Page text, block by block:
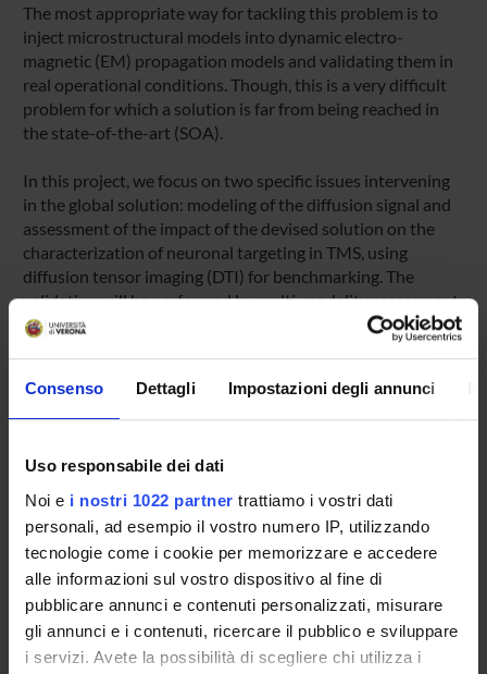
Consenso Dettagli Impostazioni degli annunci
Uso responsabile dei dati
Noi e i nostri 1022 partner trattiamo i vostri dati
personali, ad esempio il vostro numero IP, utilizzando
tecnologie come i cookie per memorizzare e accedere
alle informazioni sul vostro dispositivo al fine di
pubblicare annunci e contenuti personalizzati, misurare
gli annunci e i contenuti, ricercare il pubblico e sviluppare
i servizi. Avete la possibilità di scegliere chi utilizza i
The most appropriate way for tackling this problem is to
inject microstructural models into dynamic electro-
magnetic (EM) propagation models and validating them in
real operational conditions. Though, this is a very difficult
problem for which a solution is far from being reached in
the state-of-the-art (SOA).
In this project, we focus on two specific issues intervening
in the global solution: modeling of the diffusion signal and
assessment of the impact of the devised solution on the
characterization of neuronal targeting in TMS, using
diffusion tensor imaging (DTI) for benchmarking. The
validation will be performed by multi-modality assessment
by two ad-hoc experiments. These will be performed using
the neuronavigation system (NSS) and the Video-EEG
complemented by a 32-channel EEG cap enabling improved
spatial resolution.
SPONSORS:
EB Neuro SpA
Funds:assigned and managed by the department